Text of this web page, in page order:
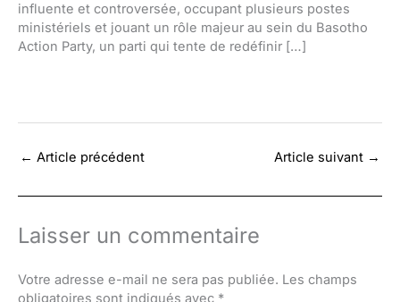
influente et controversée, occupant plusieurs postes
ministériels et jouant un rôle majeur au sein du Basotho
Action Party, un parti qui tente de redéfinir […]
← Article précédent Article suivant →
Laisser un commentaire
Votre adresse e-mail ne sera pas publiée. Les champs
obligatoires sont indiqués avec *